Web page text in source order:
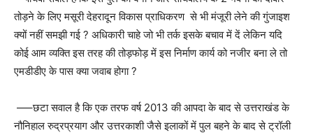
तोड़ने के लिए मसूरी देहरादून विकास प्राधिकरण से भी मंजूरी लेने की गुंजाइश
क्यों नहीं समझी गई ? अधिकारी चाहे जो भी तर्क इसके बचाव में दें लेकिन यदि
कोई आम व्यक्ति इस तरह की तोड़फोड़ में इस निर्माण कार्य को नजीर बना ले तो
एमडीडीए के पास क्या जवाब होगा ?
—–छटा सवाल है कि एक तरफ वर्ष 2013 की आपदा के बाद से उत्तराखंड के
नौनिहाल रुद्रप्रयाग और उत्तरकाशी जैसे इलाकों में पुल बहने के बाद से ट्रॉली